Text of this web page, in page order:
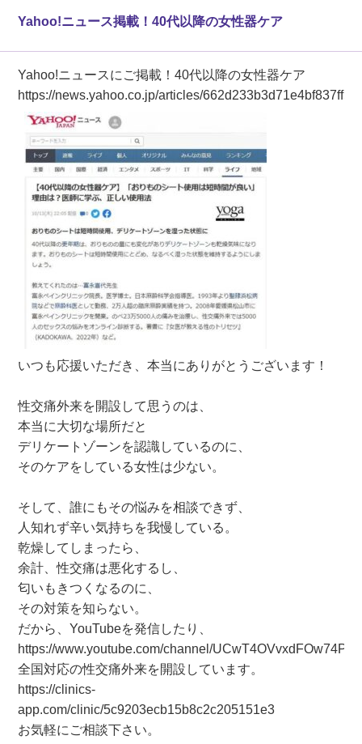
Yahoo!ニュース掲載！40代以降の女性器ケア
Yahoo!ニュースにご掲載！40代以降の女性器ケア
https://news.yahoo.co.jp/articles/
いつも応援いただき、本当にありがとうございます！
性交痛外来を開設して思うのは、
本当に大切な場所だと
デリケートゾーンを認識しているのに、
そのケアをしている女性は少ない。
そして、誰にもその悩みを相談できず、
人知れず辛い気持ちを我慢している。
乾燥してしまったら、
余計、性交痛は悪化するし、
匂いもきつくなるのに、
その対策を知らない。
だから、YouTubeを発信したり、
https://www.youtube.com/channel/
全国対応の性交痛外来を開設しています。
https://clinics-
app.com/clinic/5c9203ecb15b8c2c205151e3
お気軽にご相談下さい。